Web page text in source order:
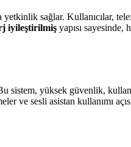
sağlar. Kullanıcılar,
iyileştirilmiş yapısı
sistem, yüksek güvenlik,
ve sesli asistan kullanımı